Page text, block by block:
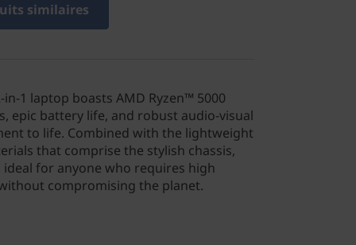
similaires
in-1 laptop boasts AMD Ryzen™ 5000
epic battery life, and robust audio-visual
to life. Combined with the lightweight
that comprise the stylish chassis,
for anyone who requires high
compromising the planet.